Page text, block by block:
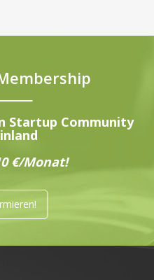
Startup Community
€/Monat!